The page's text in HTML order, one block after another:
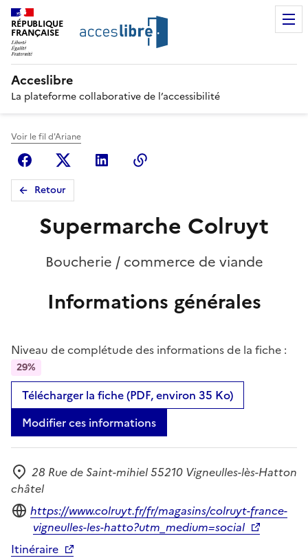
RÉPUBLIQUE
FRANÇAISE
Acceslibre
La plateforme collaborative de l’accessibilité
Voir le fil d'Ariane
FacebookX (anciennement Twitter)
Linkedin
Retour
Supermarche Colruyt
Boucherie / commerce de viande
Informations générales
Niveau de complétude des informations de la fiche :
29%
Télécharger la fiche (PDF, environ 35 Ko)
Modifier ces informations
Adresse
28 Rue de Saint-mihiel 55210 Vigneulles-lès-Hatton
châtel
Site internet
https://www.colruyt.fr/fr/magasins/colruyt-france-
vigneulles-les-hatto?utm_medium=social
Itinéraire